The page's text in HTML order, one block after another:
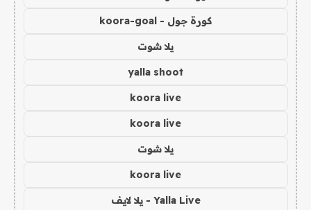
كورة جول - koora-goal
يلا شوت
yalla shoot
koora live
koora live
يلا شوت
koora live
Yalla Live - يلا لايف